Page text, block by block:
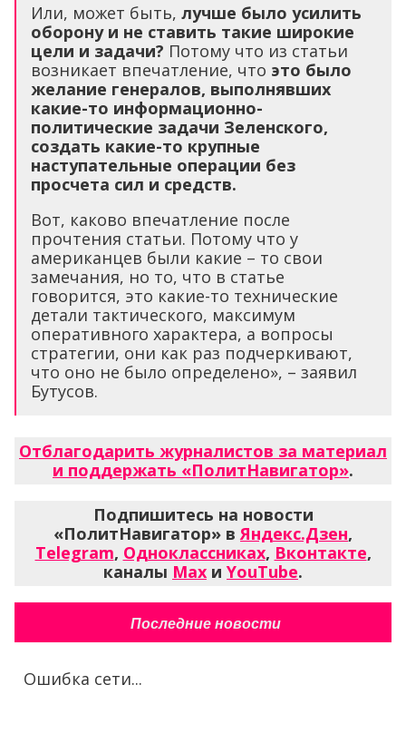
Или, может быть, лучше было усилить
оборону и не ставить такие широкие
цели и задачи? Потому что из статьи
возникает впечатление, что это было
желание генералов, выполнявших
какие-то информационно-
политические задачи Зеленского,
создать какие-то крупные
наступательные операции без
просчета сил и средств.
Вот, каково впечатление после
прочтения статьи. Потому что у
американцев были какие – то свои
замечания, но то, что в статье
говорится, это какие-то технические
детали тактического, максимум
оперативного характера, а вопросы
стратегии, они как раз подчеркивают,
что оно не было определено», – заявил
Бутусов.
Отблагодарить журналистов за материал
и поддержать «ПолитНавигатор».
Подпишитесь на новости
«ПолитНавигатор» в Яндекс.Дзен,
Telegram, Одноклассниках, Вконтакте,
каналы Max и YouTube.
Последние новости
Ошибка сети...